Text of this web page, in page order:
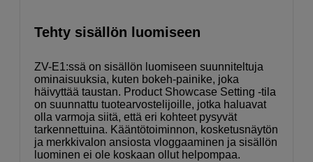
Tehty sisällön luomiseen
ZV-E1:ssä on sisällön luomiseen suunniteltuja
ominaisuuksia, kuten bokeh-painike, joka
häivyttää taustan. Product Showcase Setting -tila
on suunnattu tuotearvostelijoille, jotka haluavat
olla varmoja siitä, että eri kohteet pysyvät
tarkennettuina. Kääntötoiminnon, kosketusnäytön
ja merkkivalon ansiosta vloggaaminen ja sisällön
luominen ei ole koskaan ollut helpompaa.